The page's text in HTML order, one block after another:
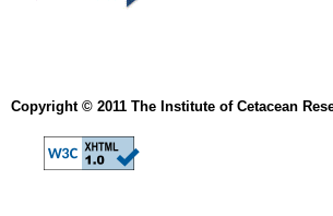
Copyright © 2011 The Institute of Cetacean